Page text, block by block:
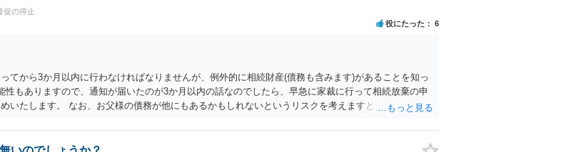
促の停止
役にたった 6
てから3か月以内に行わなければなりませんが、例外的に相続財産(債務も含みます)があることを知っ
もありますので、通知が届いたのが3か月以内の話なのでしたら、早急に家裁に行って相続放棄の申
いたします。 なお、お父様の債務が他にもあるかもしれないというリスクを考えますと、相続放棄の
るかもしれません。